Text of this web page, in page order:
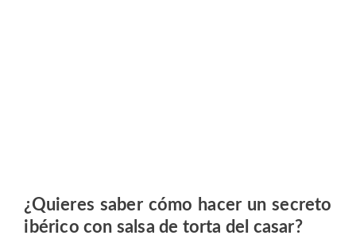
¿Quieres saber cómo hacer unsecreto
ibérico con salsa de torta del casar?